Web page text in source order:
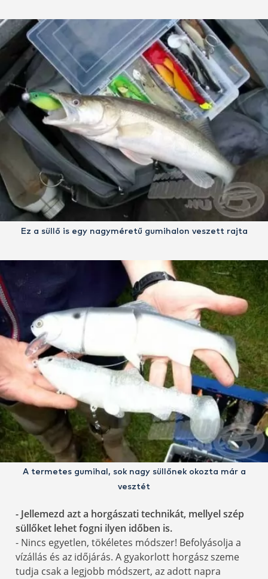
Ez a süllő is egy nagyméretű gumihalon veszett rajta
A termetes gumihal, sok nagy süllőnek okozta már a
vesztét
- Jellemezd azt a horgászati technikát, mellyel szép
süllőket lehet fogni ilyen időben is.
- Nincs egyetlen, tökéletes módszer! Befolyásolja a
vízállás és az időjárás. A gyakorlott horgász szeme
tudja csak a legjobb módszert, az adott napra